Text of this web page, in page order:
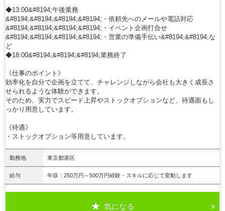
◆13:00&#8194;午後業務
&#8194;&#8194;&#8194;&#8194;・依頼先へのメールや電話対応
&#8194;&#8194;&#8194;&#8194;・イベント企画打合せ
&#8194;&#8194;&#8194;&#8194;・営業の準備手伝い&#8194;&#8194;な
ど
◆18:00&#8194;&#8194;&#8194;業務終了
《仕事のポイント》
効率化を自分で企画を立てて、チャレンジしながら会社も大きく成長さ
せられるような体験ができます。
そのため、実力でスピード上昇やストックオプションなど、待遇面もし
っかり用意しています。
《待遇》
・ストックオプション等用意しています。
勤務地 東京都港区
給与 年収：250万円～500万円経験・スキルに応じて変動します
気になる